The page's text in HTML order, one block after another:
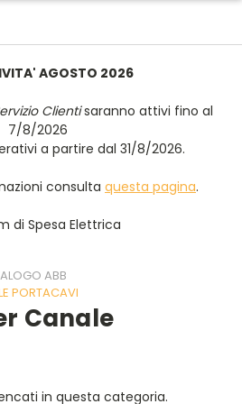
AGOSTO 2026
Clientisaranno attivi fino al
7/8/2026
a partire dal 31/8/2026.
consulta questa pagina.
di Spesa Elettrica
ABB
PORTACAVI
Canale
in questa categoria.